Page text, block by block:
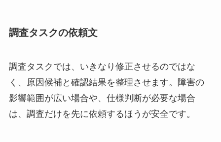
調査タスクの依頼文
調査タスクでは、いきなり修正させるのではな
く、原因候補と確認結果を整理させます。障害の
影響範囲が広い場合や、仕様判断が必要な場合
は、調査だけを先に依頼するほうが安全です。